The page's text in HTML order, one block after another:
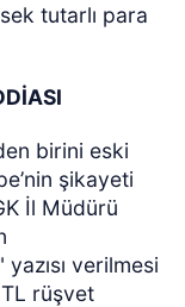
tutarlı para
birini eski
şikayeti
İl Müdürü
verilmesi
TL rüşvet